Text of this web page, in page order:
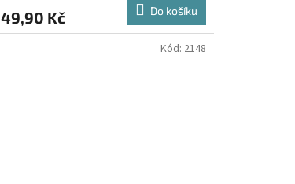
49,90 Kč Do košíku
Kód: 2148